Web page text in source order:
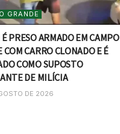
GRANDE
PRESO ARMADO EM CAMPO
COM CARRO CLONADO E É
COMO SUPOSTO
DE MILÍCIA
DE 2026